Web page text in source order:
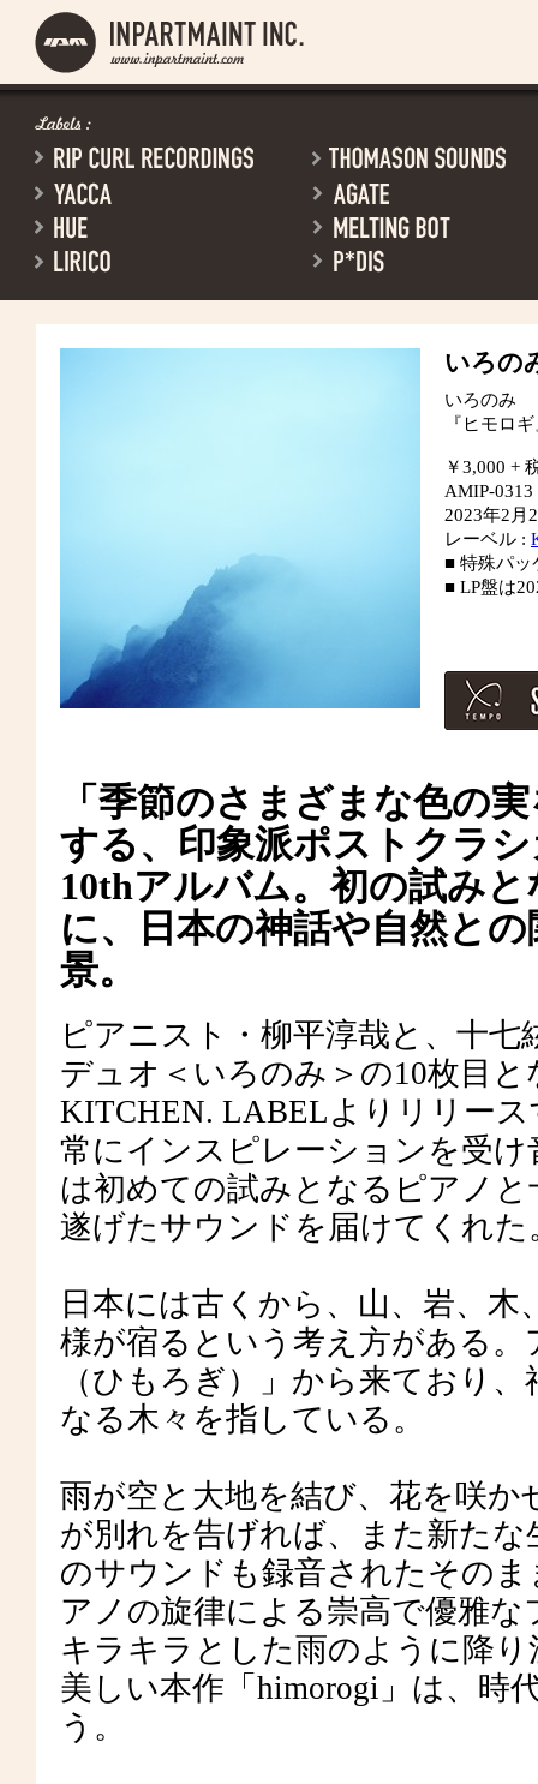
いろの
いろのみ
『ヒモロ
￥3,000 +
AMIP-0313
2023年2月
レーベル :
■ 特殊パッ
■ LP盤は
「季節のさまざまな色の
する、印象派ポストクラ
10thアルバム。初の試み
に、日本の神話や自然と
景。
ピアニスト・柳平淳哉と、十
デュオ＜いろのみ＞の10枚目
KITCHEN. LABELよりリリー
常にインスピレーションを受
は初めての試みとなるピアノ
遂げたサウンドを届けてくれた
日本には古くから、山、岩、
様が宿るという考え方がある
（ひもろぎ）」から来ており
なる木々を指している。
雨が空と大地を結び、花を咲
が別れを告げれば、また新た
のサウンドも録音されたその
アノの旋律による崇高で優雅
キラキラとした雨のように降
美しい本作「himorogi」は、時
う。